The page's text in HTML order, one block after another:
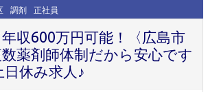
調剤 正社員
収600万円可能！〈広島市
薬剤師体制だから安心です
休み求人♪